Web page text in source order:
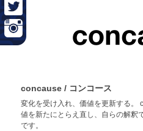
concause / コンコース
変化を受け入れ、価値を更新する。
値を新たにとらえ直し、自らの解釈
です。